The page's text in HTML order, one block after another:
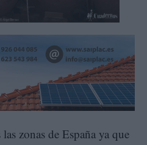
zonas de España ya que